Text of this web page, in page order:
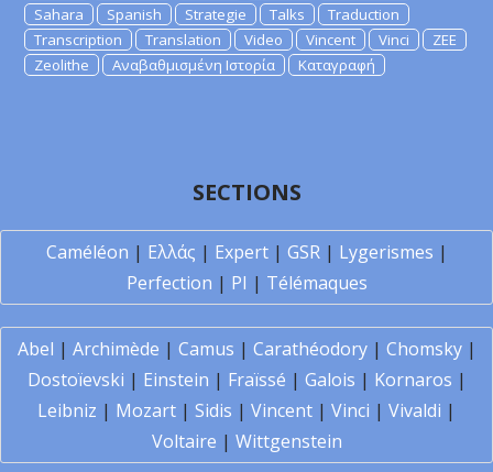
Sahara
Spanish Strategie Talks
Traduction
Transcription
Translation Video Vincent Vinci
ZEE
Zeolithe
Αναβαθμισμένη Ιστορία Καταγραφή
SECTIONS
Caméléon | Ελλάς | Expert| GSR| Lygerismes |
Perfection | PI | Télémaques
Abel | Archimède | Camus | Carathéodory| Chomsky|
Dostoïevski | Einstein | Fraïssé | Galois | Kornaros |
Leibniz | Mozart | Sidis | Vincent | Vinci | Vivaldi |
Voltaire | Wittgenstein